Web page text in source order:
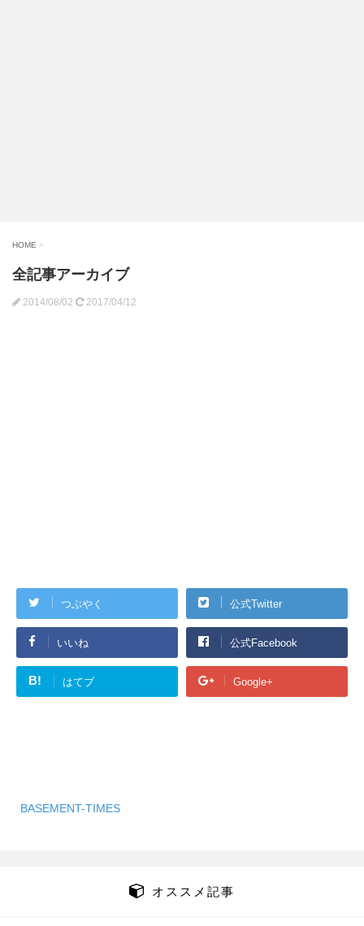
HOME >
全記事アーカイブ
2014/08/02 2017/04/12
つぶやく 公式Twitter
いいね 公式Facebook
B! はてブ Google+
BASEMENT-TIMES
オススメ記事